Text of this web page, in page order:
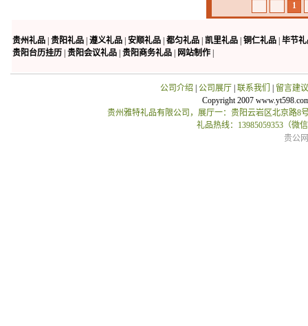
1
贵州礼品 贵阳礼品 遵义礼品 安顺礼品 都匀礼品 凯里礼品 铜仁礼品 毕节
贵阳台历挂历 贵阳会议礼品 贵阳商务礼品 网站制作
公司介绍 公司展厅| 联系我们
留言建议
Copyright 2007
贵州雅特礼品有限公司，展厅一：贵阳云岩区北京路8
礼品热线：13985059353（微
贵公